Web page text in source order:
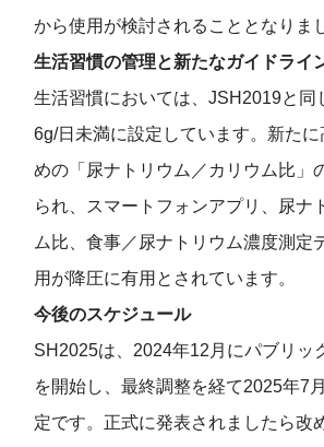
から使用が検討されることとなりま
生活習慣の管理と新たなガイドライ
生活習慣においては、JSH2019と同
6g/日未満に設定しています。新たに
めの「尿ナトリウム／カリウム比」
られ、スマートフォンアプリ、尿ナ
ム比、食事／尿ナトリウム濃度測定
用が降圧に有用とされています。
今後のスケジュール
SH2025は、2024年12月にパブリッ
を開始し、最終調整を経て2025年7
定です。正式に発表されましたら改